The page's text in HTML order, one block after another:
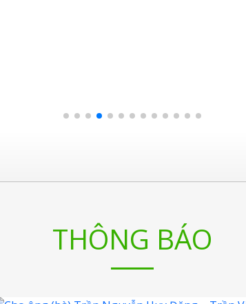
THÔNG BÁO